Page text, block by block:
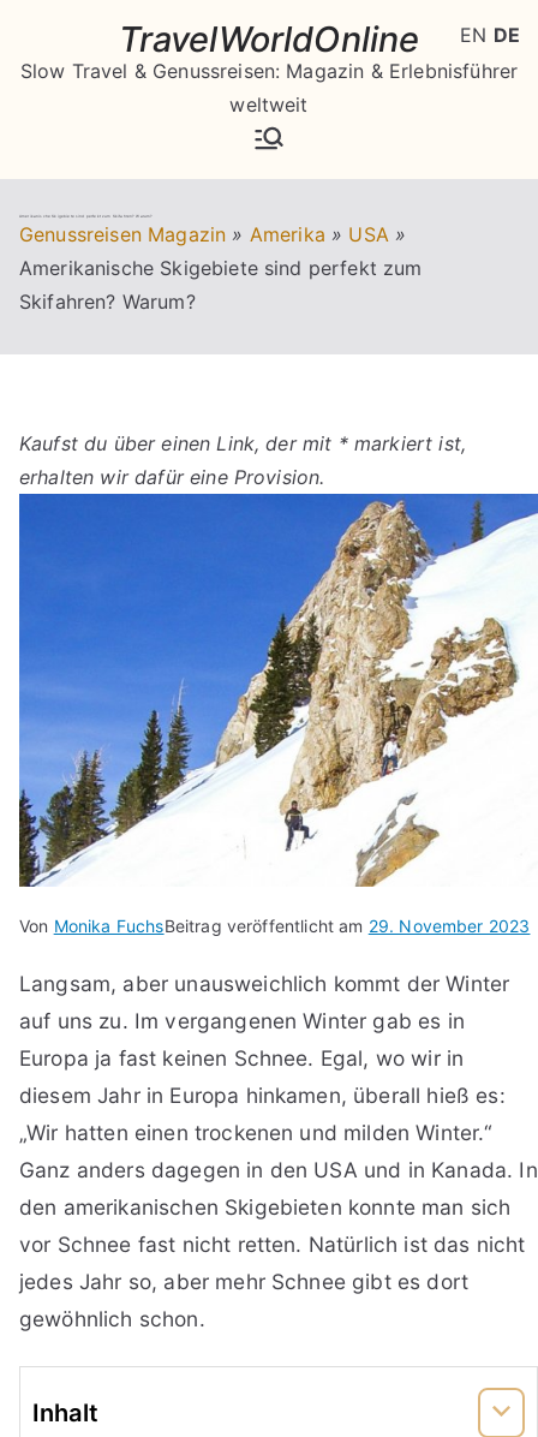
springen
TravelWorldOnline
Slow Travel & Genussreisen: Magazin & Erlebnisführer
weltweit
Amerikanische Skigebiete sind perfekt zum Skifahren? Warum?
Genussreisen Magazin » Amerika » USA »
Amerikanische Skigebiete sind perfekt zum
Skifahren? Warum?
Kaufst du über einen Link, der mit * markiert ist,
erhalten wir dafür eine Provision.
Von Monika FuchsBeitrag veröffentlicht am 29. November 2023
Langsam, aber unausweichlich kommt der Winter
auf uns zu. Im vergangenen Winter gab es in
Europa ja fast keinen Schnee. Egal, wo wir in
diesem Jahr in Europa hinkamen, überall hieß es:
„Wir hatten einen trockenen und milden Winter.“
Ganz anders dagegen in den USA und in Kanada. In
den amerikanischen Skigebieten konnte man sich
vor Schnee fast nicht retten. Natürlich ist das nicht
jedes Jahr so, aber mehr Schnee gibt es dort
gewöhnlich schon.
Inhalt
EN DE